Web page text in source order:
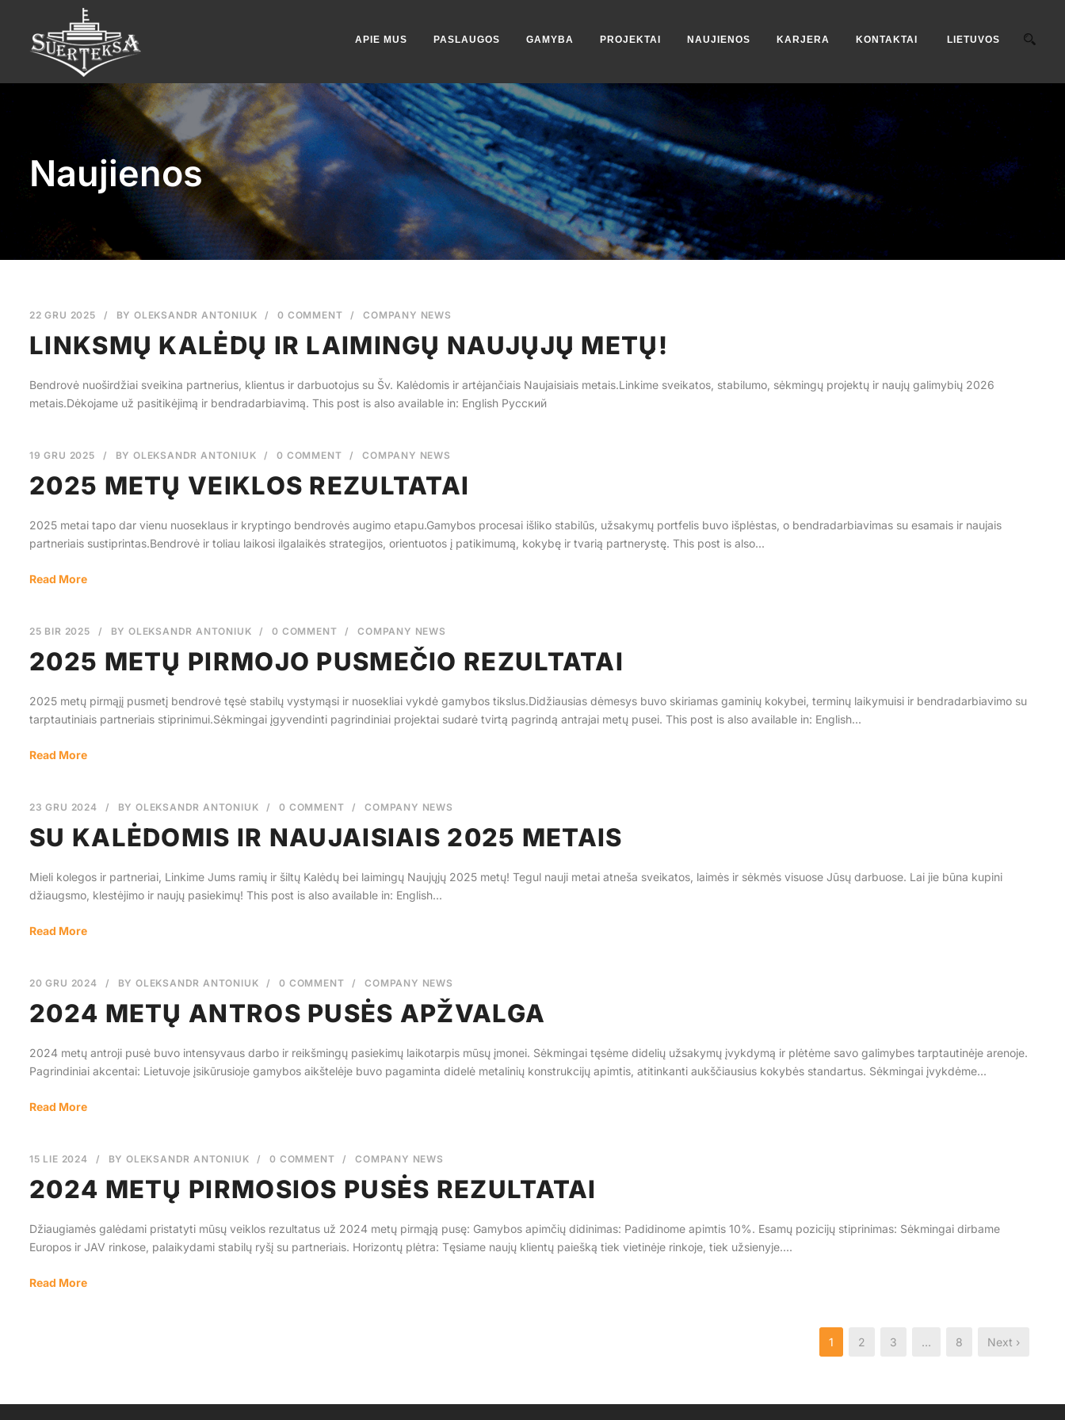
APIE MUS PASLAUGOS GAMYBA PROJEKTAI NAUJIENOS KARJERA KONTAKTAI LIETUVOS
Naujienos
22 GRU 2025 / BYOLEKSANDR ANTONIUK / 0 COMMENT / COMPANY NEWS
LINKSMŲ KALĖDŲ IR LAIMINGŲ NAUJŲJŲ METŲ!
Bendrovė nuoširdžiai sveikina partnerius, klientus ir darbuotojus su Šv. Kalėdomis ir artėjančiais Naujaisiais metais.Linkime sveikatos, stabilumo, sėkmingų projektų ir naujų galimybių 2026
metais.Dėkojame už pasitikėjimą ir bendradarbiavimą. This post is also available in: English Русский
19 GRU 2025 / BYOLEKSANDR ANTONIUK / 0 COMMENT / COMPANY NEWS
2025 METŲ VEIKLOS REZULTATAI
2025 metai tapo dar vienu nuoseklaus ir kryptingo bendrovės augimo etapu.Gamybos procesai išliko stabilūs, užsakymų portfelis buvo išplėstas, o bendradarbiavimas su esamais ir naujais
partneriais sustiprintas.Bendrovė ir toliau laikosi ilgalaikės strategijos, orientuotos į patikimumą, kokybę ir tvarią partnerystę. This post is also...
Read More
25 BIR 2025 / BYOLEKSANDR ANTONIUK / 0 COMMENT / COMPANY NEWS
2025 METŲ PIRMOJO PUSMEČIO REZULTATAI
2025 metų pirmąjį pusmetį bendrovė tęsė stabilų vystymąsi ir nuosekliai vykdė gamybos tikslus.Didžiausias dėmesys buvo skiriamas gaminių kokybei, terminų laikymuisi ir bendradarbiavimo su
tarptautiniais partneriais stiprinimui.Sėkmingai įgyvendinti pagrindiniai projektai sudarė tvirtą pagrindą antrajai metų pusei. This post is also available in: English...
Read More
23 GRU 2024 / BYOLEKSANDR ANTONIUK / 0 COMMENT / COMPANY NEWS
SU KALĖDOMIS IR NAUJAISIAIS 2025 METAIS
Mieli kolegos ir partneriai, Linkime Jums ramių ir šiltų Kalėdų bei laimingų Naujųjų 2025 metų! Tegul nauji metai atneša sveikatos, laimės ir sėkmės visuose Jūsų darbuose. Lai jie būna kupini
džiaugsmo, klestėjimo ir naujų pasiekimų! This post is also available in: English...
Read More
20 GRU 2024 / BYOLEKSANDR ANTONIUK / 0 COMMENT / COMPANY NEWS
2024 METŲ ANTROS PUSĖS APŽVALGA
2024 metų antroji pusė buvo intensyvaus darbo ir reikšmingų pasiekimų laikotarpis mūsų įmonei. Sėkmingai tęsėme didelių užsakymų įvykdymą ir plėtėme savo galimybes tarptautinėje arenoje.
Pagrindiniai akcentai: Lietuvoje įsikūrusioje gamybos aikštelėje buvo pagaminta didelė metalinių konstrukcijų apimtis, atitinkanti aukščiausius kokybės standartus. Sėkmingai įvykdėme...
Read More
15 LIE 2024 / BYOLEKSANDR ANTONIUK / 0 COMMENT / COMPANY NEWS
2024 METŲ PIRMOSIOS PUSĖS REZULTATAI
Džiaugiamės galėdami pristatyti mūsų veiklos rezultatus už 2024 metų pirmąją pusę: Gamybos apimčių didinimas: Padidinome apimtis 10%. Esamų pozicijų stiprinimas: Sėkmingai dirbame
Europos ir JAV rinkose, palaikydami stabilų ryšį su partneriais. Horizontų plėtra: Tęsiame naujų klientų paiešką tiek vietinėje rinkoje, tiek užsienyje....
Read More
1 2 3 … 8 Next ›